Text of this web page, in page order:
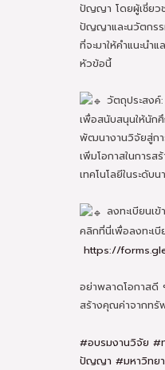
ปัญญา โดยผู้เชี่ยว
ปัญญาและนวัตกรร
ที่จะมาให้คำแนะนำ
หัวข้อนี้
วัตถุประสงค์:
เพื่อสนับสนุนให้นัก
พัฒนางานวิจัยสู่กา
เพิ่มโอกาสในการส
เทคโนโลยีในระดับน
ลงทะเบียนเ
คลิกที่นี่เพื่อลงทะเบี
https://
อย่าพลาดโอกาสดี
สร้างคุณค่าจากท
#อบรมงานวิจัย #
ปัญญา #มหาวิทย